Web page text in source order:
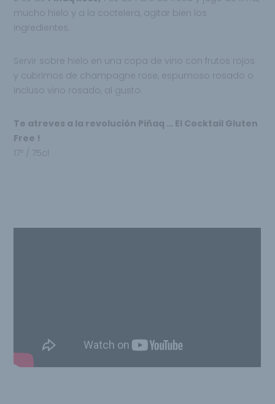
mucho hielo y a la coctelera, agitar bien los
ingredientes.
Servir sobre hielo en una copa de vino con frutos rojos
y cubrimos de champagne rose, espumoso rosado o
incluso vino rosado, al gusto.
Te atreves a la revolución Piñaq … El Cocktail Gluten
Free !
17º / 75cl